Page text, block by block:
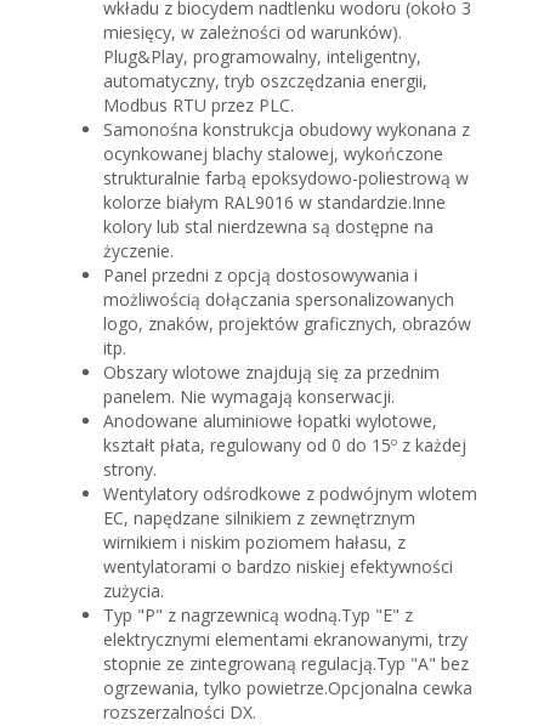
wkładu z biocydem nadtlenku wodoru (około 3
miesięcy, w zależności od warunków).
Plug&Play, programowalny, inteligentny,
automatyczny, tryb oszczędzania energii,
Modbus RTU przez PLC.
Samonośna konstrukcja obudowy wykonana z
ocynkowanej blachy stalowej, wykończone
strukturalnie farbą epoksydowo-poliestrową w
kolorze białym RAL9016 w standardzie.Inne
kolory lub stal nierdzewna są dostępne na
życzenie.
Panel przedni z opcją dostosowywania i
możliwością dołączania spersonalizowanych
logo, znaków, projektów graficznych, obrazów
itp.
Obszary wlotowe znajdują się za przednim
panelem. Nie wymagają konserwacji.
Anodowane aluminiowe łopatki wylotowe,
kształt płata, regulowany od 0 do 15º z każdej
strony.
Wentylatory odśrodkowe z podwójnym wlotem
EC, napędzane silnikiem z zewnętrznym
wirnikiem i niskim poziomem hałasu, z
wentylatorami o bardzo niskiej efektywności
zużycia.
Typ "P" z nagrzewnicą wodną.Typ "E" z
elektrycznymi elementami ekranowanymi, trzy
stopnie ze zintegrowaną regulacją.Typ "A" bez
ogrzewania, tylko powietrze.Opcjonalna cewka
rozszerzalności DX.